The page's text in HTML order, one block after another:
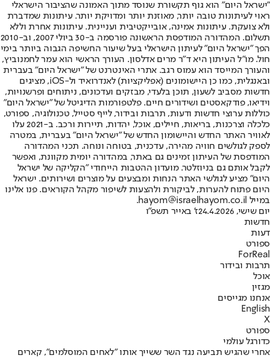
"ישראל היום" הוא גוף תקשורת שנוסד מתוך האמונה שהציבור הישראלי
ראוי לעיתונות טובה יותר, מאוזנת יותר ומדויקת יותר. עיתונות שמדברת
ולא צועקת. עיתונות אמינה, אובייקטיבית ועניינית. עיתונות אחרת וללא
תשלום. המהדורה המודפסת הראשונה פורסמה ב-30 ביולי 2007, וב-2010
הפך "ישראל היום" לעיתון הישראלי בעל שיעור החשיפה הגבוה ביותר בימי
חול. מו"ל העיתון היא ד"ר מרים אדלסון. העורך הראשי הוא עמר לחמנוביץ,
והעורך המייסד הוא עמוס רגב. אתרי האינטרנט של "ישראל היום" בעברית
ובאנגלית, כמו כן היישומונים (אפליקציות) לאנדרואיד ול-iOS, מציגים
חדשות מסביב לשעון, תוכן בלעדי, מבזקים ועדכונים, ניתוחים ופרשנויות,
וידיאו, פודקאסטים ושידורים חיים. פלטפורמות הדיגיטל של "ישראל היום"
כוללות ערוצי חדשות ודעות, תרבות ובידור, לייף סטייל, טכנולוגיה, ספורט,
כלכלה וצרכנות, בריאות, חיילים, אוכל, יהדות, תיירות ורכב. ב-2021 עלו
לאוויר האתר החדש והיישומון החדש של "ישראל היום" בעברית, במטרה
לספק לגולשים חוויה מהירה, עדכנית, בטוחה ונוחה. תכני המהדורה
המודפסת של העיתון זמינים גם באתר, במהדורה יומית מקוונת, ואפשר
לקבל אותם גם בניוזלטר. מועדון ההטבות הייחודי "הקליקה של ישראל
היום" מציע לגולשי האתר הנחות ומבצעים על מוצרים ושירותים. ישראל
היום פתוח להערות, לביקורת ולהצעות לשיפור מקהל הקוראים. פנו אלינו
במייל hayom@israelhayom.co.il.
יום שישי, 24.4.2026
ז' באייר תשפ"ו
חדשות
דעות
ספורט
ForReal
תרבות ובידור
אוכל
מגזין
אנחנו מגייסים
English
X
ספורט
כדורגל עולמי
אחרי שהגיש תביעה נגד השר ששייך אותו "לאחים המוסלמים", קארים